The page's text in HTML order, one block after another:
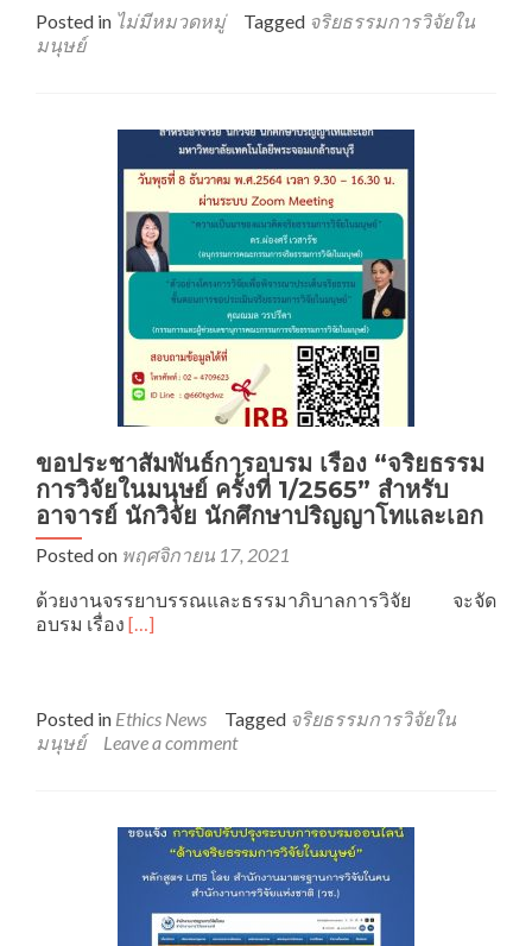
การ
วิจัย
ใน
มนุษย์
สำหรับ
อาจารย์/
นัก
วิจัย/
นักศึกษา
มจธ.
Posted in ไม่มีหมวดหมู่ Tagged จริยธรรมการวิจัยใน
มนุษย์
ขอประชาสัมพันธ์การอบรม เรื่อง “จริยธรรม
การวิจัยในมนุษย์ ครั้งที่ 1/2565” สำหรับ
อาจารย์ นักวิจัย นักศึกษาปริญญาโทและเอก
Posted on พฤศจิกายน 17, 2021
ด้วยงานจรรยาบรรณและธรรมาภิบาลการวิจัย จะจัด
อบรม เรื่อง Read
ประชาสัมพันธ์
การ
การ
ใน
มนุษย์
ครั้ง
[…]
Posted in Ethics News Tagged จริยธรรมการวิจัยใน
มนุษย์
Leave a comment